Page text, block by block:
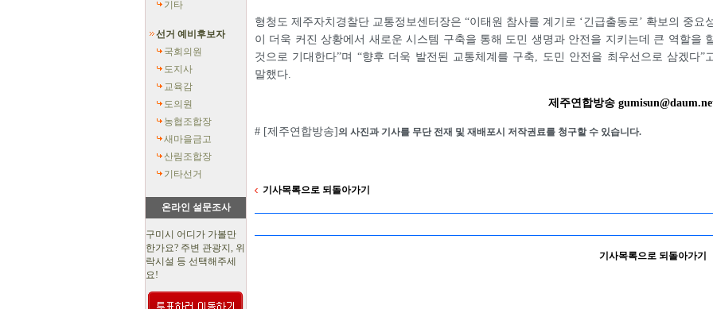
기타
선거 예비후보자
국회의원
도지사
교육감
도의원
농협조합장
새마을금고
산림조합장
기타선거
온라인 설문조사
구미시 어디가 가볼만
한가요? 주변 관광지, 위
락시설 등 선택해주세
요!
형청도 제주자치경찰단 교통정보센터장은 “이태원 참사를 계기로 ‘긴급출동로’ 확보의 중요
이 더욱 커진 상황에서 새로운 시스템 구축을 통해 도민 생명과 안전을 지키는데 큰 역할을
것으로 기대한다”며 “향후 더욱 발전된 교통체계를 구축, 도민 안전을 최우선으로 삼겠다”
말했다.
제주연합방송
# [제주연합방송]의 사진과 기사를 무단 전재 및 재배포시 저작권료를 청구할 수 있습니다.
기사목록으로 되돌아가기
기사목록으로 되돌아가기